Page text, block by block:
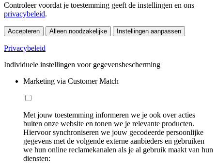
Controleer voordat je toestemming geeft de instellingen en ons
privacybeleid.
Accepteren Alleen noodzakelijke Instellingen aanpassen
Privacybeleid
Individuele instellingen voor gegevensbescherming
Marketing via Customer Match
Met jouw toestemming informeren we je ook over acties
buiten onze website en tonen we je relevante producten.
Hiervoor synchroniseren we jouw gecodeerde persoonlijke
gegevens met de volgende externe aanbieders en gebruiken
we hun online reclamekanalen als je al gebruik maakt van hun
diensten: